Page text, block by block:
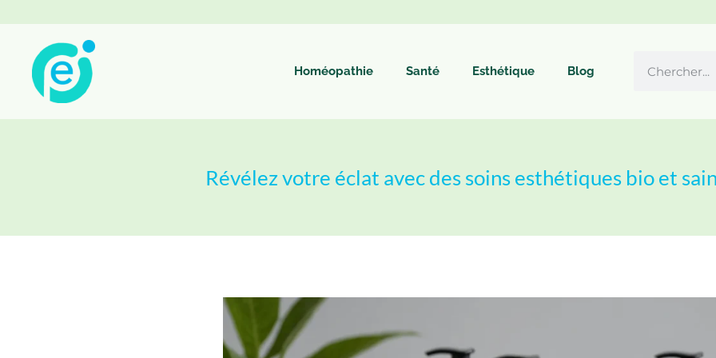
Homéopathie Santé Esthétique Blog
Révélez votre éclat avec des soins esthétiques bio et